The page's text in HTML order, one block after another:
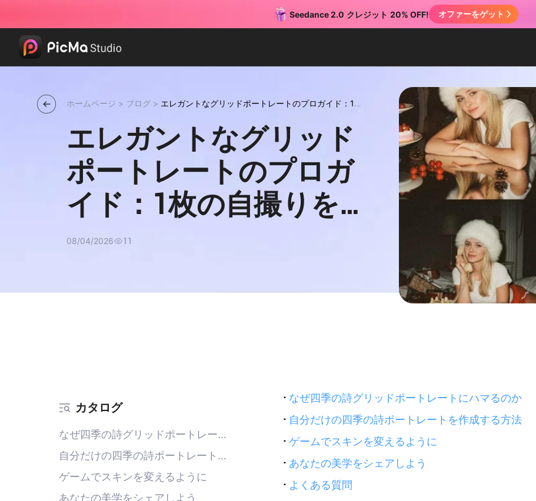
ホームページ > ブログ > エレガントなグリッドポートレートのプロガイド：1枚
エレガントなグリッド
ポートレートのプロガ
イド：1枚の自撮りを
アートに変える
08/04/2026 11
カタログ
なぜ四季の詩グリッドポートレー
トにハマるのか
自分だけの四季の詩ポートレート
を作成する方法
ゲームでスキンを変えるように
あなたの美学をシェアしよう
· なぜ四季の詩グリッドポートレートにハマるのか
· 自分だけの四季の詩ポートレートを作成する方法
·ゲームでスキンを変えるように
· あなたの美学をシェアしよう
· よくある質問
Seedance 2.0 クレジット 20% OFF! オファーをゲット